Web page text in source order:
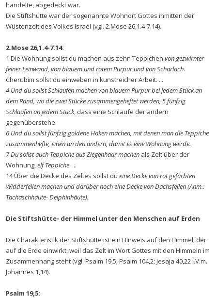
handelte, abgedeckt war.
Die Stiftshütte war der sogenannte Wohnort Gottes inmitten der
Wüstenzeit des Volkes Israel (vgl. 2.Mose 26,1.4-7.14).
2.Mose 26,1.4-7.14:
1 Die Wohnung sollst du machen aus zehn Teppichen von gezwirnter
feiner Leinwand, von blauem und rotem Purpur und von Scharlach.
Cherubim sollst du einweben in kunstreicher Arbeit. ...
4 Und du sollst Schlaufen machen von blauem Purpur bei jedem Stück an
dem Rand, wo die zwei Stücke zusammengeheftet werden, 5 fünfzig
Schlaufen an jedem Stück, dass eine Schlaufe der andern
gegenüberstehe.
6 Und du sollst fünfzig goldene Haken machen, mit denen man die Teppiche
zusammenhefte, einen an den andern, damit es eine Wohnung werde.
7 Du sollst auch Teppiche aus Ziegenhaar machen als Zelt über der
Wohnung,elf Teppiche. ...
14 Über die Decke des Zeltes sollst du eine Decke von rot gefärbten
Widderfellen machen und darüber noch eine Decke von Dachsfellen (Anm.:
Tachaschhäute- Delphinhäute).
Die Stiftshütte- der Himmel unter den Menschen auf Erden
Die Charakteristik der Stiftshütte ist ein Hinweis auf den Himmel, der
auf die Erde einwirkt, weil das Zelt im Wort Gottes mit den Himmeln im
Zusammenhang steht (vgl. Psalm 19,5; Psalm 104,2; Jesaja 40,22 i.V.m.
Johannes 1,14).
Psalm 19,5: